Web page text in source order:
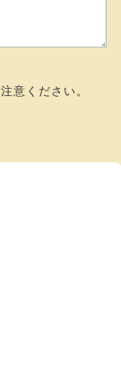
意ください。